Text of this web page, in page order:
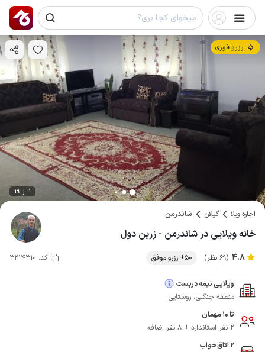
رزرو فوری
1 از 19
اجاره ویلا گیلان شاندرمن
خانه ویلایی در شاندرمن - زرین دول
4.8 (69 نظر) 50+ رزرو موفق کد: 3214310
ویلایی نیمه دربست
منطقه جنگلی، روستایی
تا 10 مهمان
2 نفر استاندارد + 8 نفر اضافه
2 اتاق‌خواب